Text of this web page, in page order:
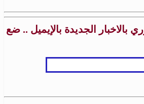
بالاخبار الجديدة بالإيميل .. ضع